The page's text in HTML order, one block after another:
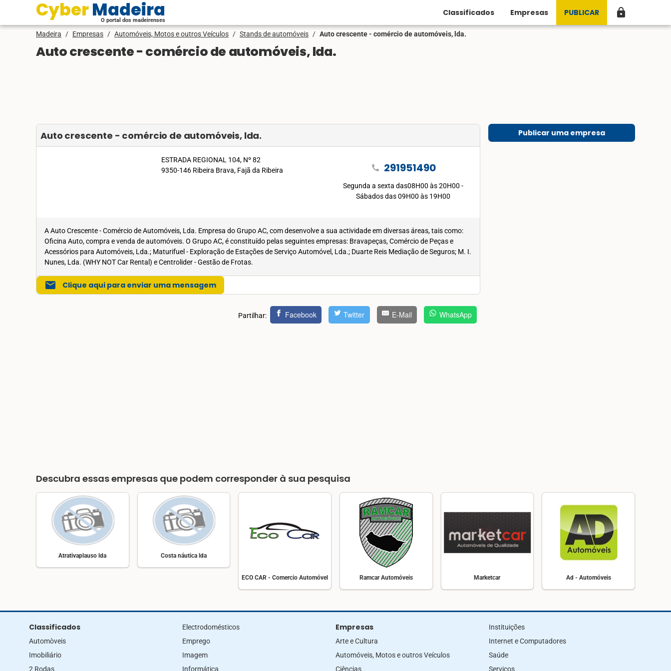
Cyber Madeira
O portal dos madeirenses
Classificados Empresas PUBLICAR lock
Madeira / Empresas / Automóveis, Motos e outros Veículos / Stands de automóveis / Auto crescente - comércio de automóveis, lda.
Auto crescente - comércio de automóveis, lda.
Auto crescente - comércio de automóveis, lda.
ESTRADA REGIONAL 104, Nº 82
9350-146 Ribeira Brava, Fajã da Ribeira
call 291951490
Segunda a sexta das08H00 às 20H00 -
Sábados das 09H00 às 19H00
A Auto Crescente - Comércio de Automóveis, Lda. Empresa do Grupo AC, com desenvolve a sua actividade em diversas áreas, tais como:
Oficina Auto, compra e venda de automóveis. O Grupo AC, é constituído pelas seguintes empresas: Bravapeças, Comércio de Peças e
Acessórios para Automóveis, Lda.; Maturifuel - Exploração de Estações de Serviço Automóvel, Lda.; Duarte Reis Mediação de Seguros; M. I.
Nunes, Lda. (WHY NOT Car Rental) e Centrolider - Gestão de Frotas.
mail Clique aqui para enviar uma mensagem
Partilhar: Facebook Twitter E-Mail WhatsApp
Publicar uma empresa
Descubra essas empresas que podem corresponder à sua pesquisa
Atrativaplauso lda Costa náutica lda
ECO CAR - Comercio Automóvel Ramcar Automóveis Marketcar Ad - Automóveis
Classificados
Automòveis
Imobiliário
2 Rodas
Electrodomésticos
Emprego
Imagem
Informática
Empresas
Arte e Cultura
Automóveis, Motos e outros Veículos
Ciências
Instituições
Internet e Computadores
Saúde
Serviços